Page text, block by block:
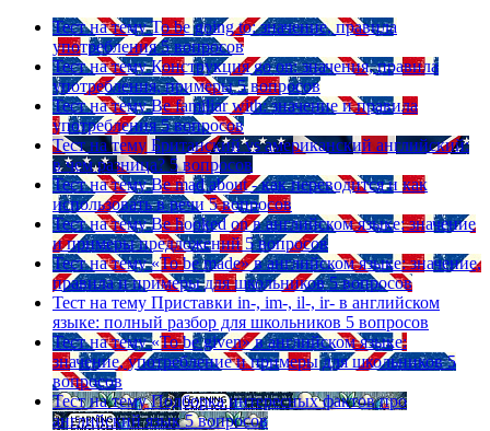
Тест на тему To be going to: значение, правила
употребления 5 вопросов
Тест на тему Конструкция go on: значения, правила
употребления, примеры 5 вопросов
Тест на тему Be familiar with: значение и правила
употребления 5 вопросов
Тест на тему Британский vs американский английский:
в чем разница? 5 вопросов
Тест на тему Be mad about - как переводится и как
использовать в речи 5 вопросов
Тест на тему Be hooked on в английском языке: значение
и примеры предложений 5 вопросов
Тест на тему «To be made» в английском языке: значение,
правила и примеры для школьников 5 вопросов
Тест на тему Приставки in-, im-, il-, ir- в английском
языке: полный разбор для школьников 5 вопросов
Тест на тему «To be given» в английском языке:
значение, употребление и примеры для школьников 5
вопросов
Тест на тему Подборка интересных фактов про
английский язык 5 вопросов